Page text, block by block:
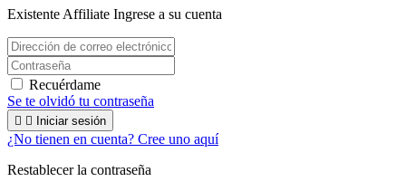
Existente Affiliate Ingrese a su cuenta
Recuérdame
Se te olvidó tu contraseña
  Iniciar sesión
¿No tienen en cuenta? Cree uno aquí
Restablecer la contraseña